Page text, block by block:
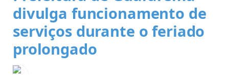
divulga funcionamento de
serviços durante o feriado
prolongado